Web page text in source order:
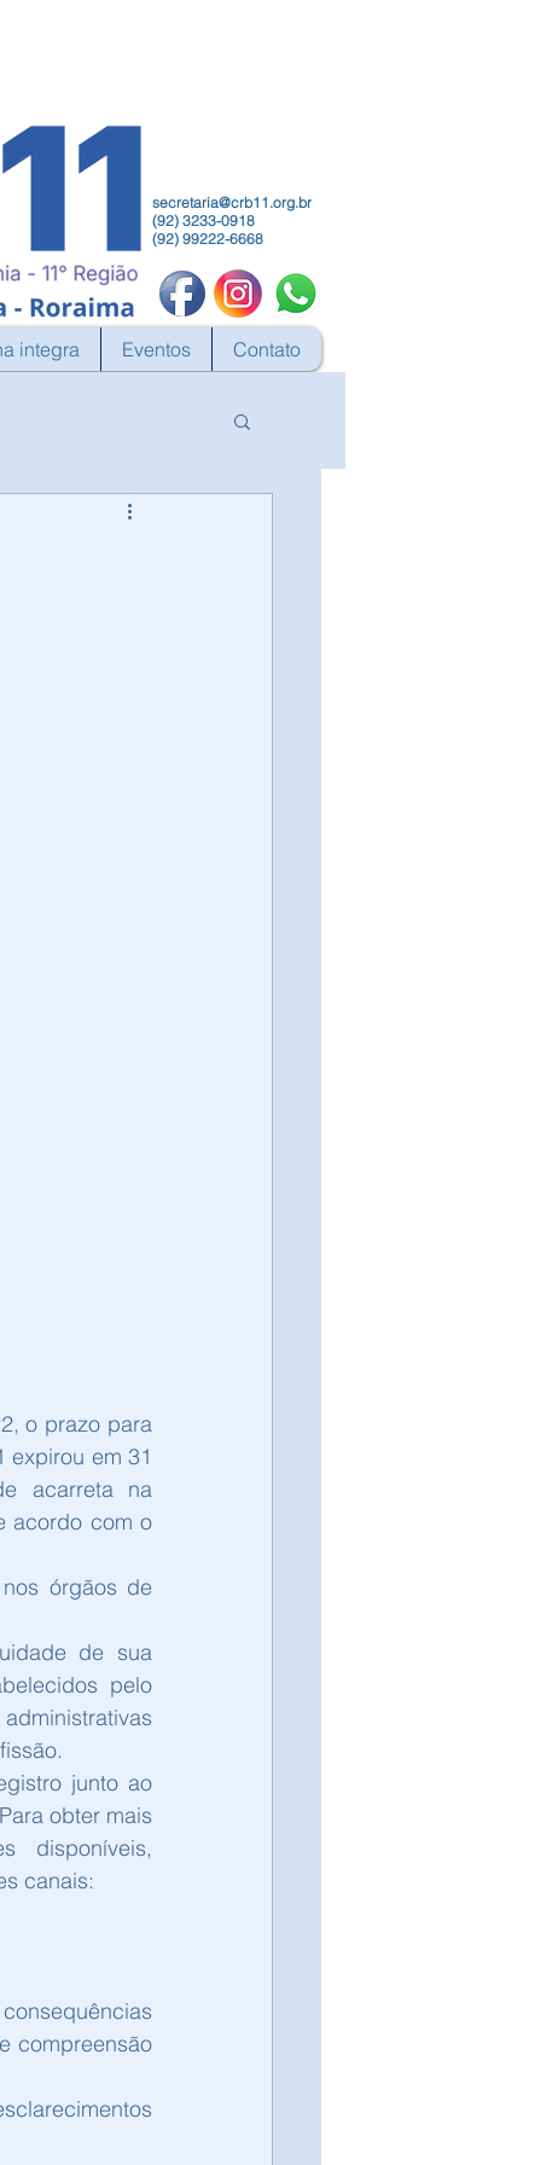
secretaria@crb11.org.br
(92) 3233-0918
(92) 99222-6668
integra Eventos Contato
o prazo para
expirou em 31
acarreta na
acordo com o
órgãos de
de sua
pelo
junto ao
obter mais
disponíveis,
canais:
compreensão